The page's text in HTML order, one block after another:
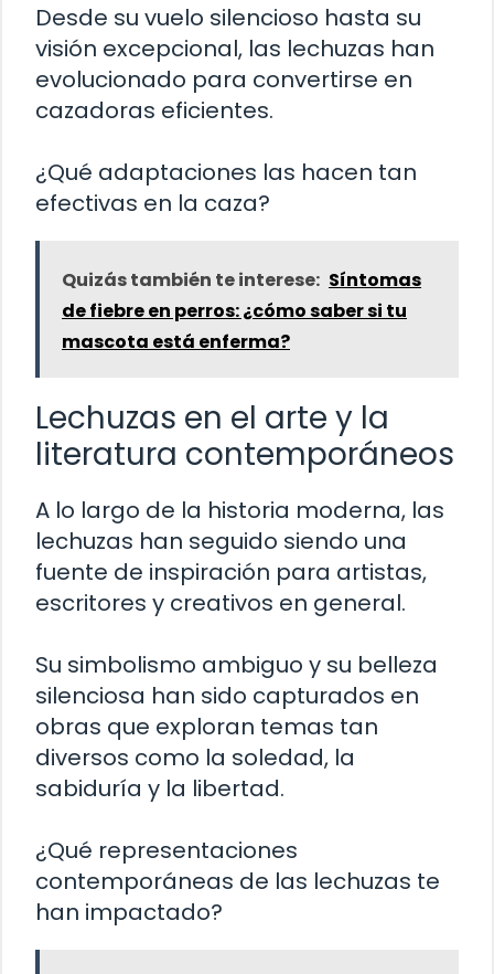
Desde su vuelo silencioso hasta su
visión excepcional, las lechuzas han
evolucionado para convertirse en
cazadoras eficientes.
¿Qué adaptaciones las hacen tan
efectivas en la caza?
Quizás también te interese: Síntomas
de fiebre en perros: ¿cómo saber si tu
mascota está enferma?
Lechuzas en el arte y la
literatura contemporáneos
A lo largo de la historia moderna, las
lechuzas han seguido siendo una
fuente de inspiración para artistas,
escritores y creativos en general.
Su simbolismo ambiguo y su belleza
silenciosa han sido capturados en
obras que exploran temas tan
diversos como la soledad, la
sabiduría y la libertad.
¿Qué representaciones
contemporáneas de las lechuzas te
han impactado?